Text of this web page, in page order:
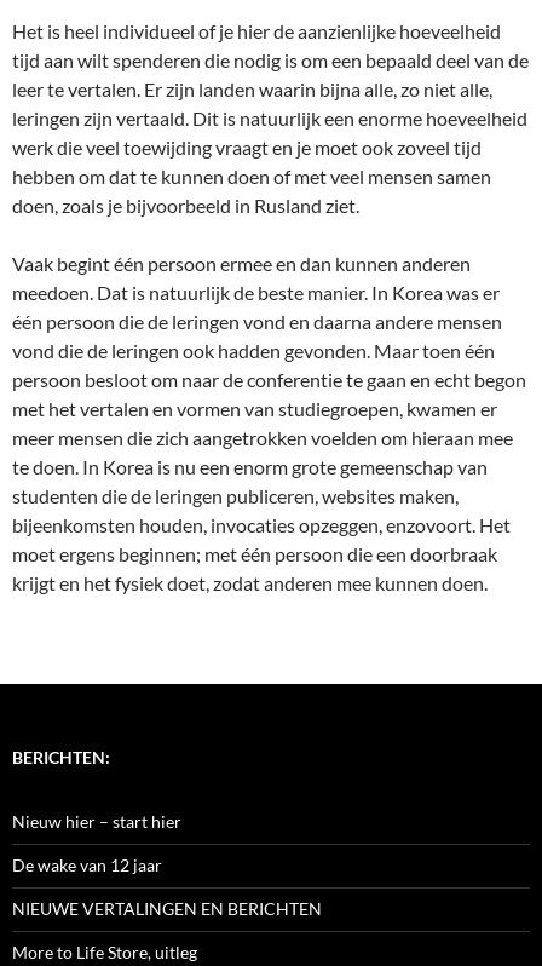
Het is heel individueel of je hier de aanzienlijke hoeveelheid
tijd aan wilt spenderen die nodig is om een bepaald deel van de
leer te vertalen. Er zijn landen waarin bijna alle, zo niet alle,
leringen zijn vertaald. Dit is natuurlijk een enorme hoeveelheid
werk die veel toewijding vraagt en je moet ook zoveel tijd
hebben om dat te kunnen doen of met veel mensen samen
doen, zoals je bijvoorbeeld in Rusland ziet.
Vaak begint één persoon ermee en dan kunnen anderen
meedoen. Dat is natuurlijk de beste manier. In Korea was er
één persoon die de leringen vond en daarna andere mensen
vond die de leringen ook hadden gevonden. Maar toen één
persoon besloot om naar de conferentie te gaan en echt begon
met het vertalen en vormen van studiegroepen, kwamen er
meer mensen die zich aangetrokken voelden om hieraan mee
te doen. In Korea is nu een enorm grote gemeenschap van
studenten die de leringen publiceren, websites maken,
bijeenkomsten houden, invocaties opzeggen, enzovoort. Het
moet ergens beginnen; met één persoon die een doorbraak
krijgt en het fysiek doet, zodat anderen mee kunnen doen.
BERICHTEN:
Nieuw hier – start hier
De wake van 12 jaar
NIEUWE VERTALINGEN EN BERICHTEN
More to Life Store, uitleg